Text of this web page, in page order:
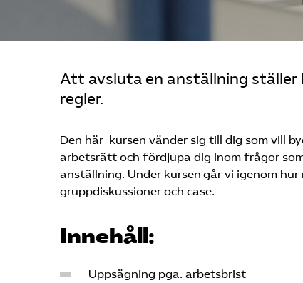
Att avsluta en anställning
regler.
Den här kursen vänder sig till dig som vill
arbetsrätt och fördjupa dig inom frågor
anställning. Under kursen går vi igenom
gruppdiskussioner och case.
Innehåll:
Uppsägning pga. arbetsbrist